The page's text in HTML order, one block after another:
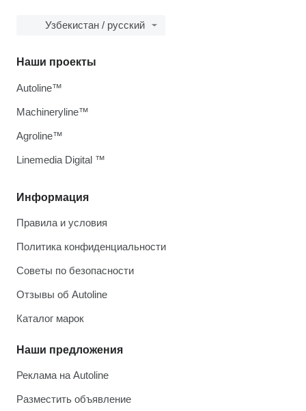
Узбекистан / русский
Информация
Правила и условия
Политика конфиденциальности
Советы по безопасности
Отзывы об Autoline
Каталог марок
Наши предложения
Реклама на Autoline
Разместить объявление
Наши проекты
Autoline™
Machineryline™
Agroline™
Linemedia Digital ™